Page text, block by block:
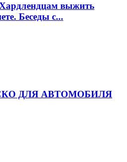
выжить
Беседы с...
ДЛЯ АВТОМОБИЛЯ